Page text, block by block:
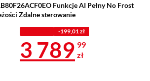
Funkcje AI Pełny No Frost
Zdalne sterowanie
-199,01 zł
Cena 3
3 789 99
zł